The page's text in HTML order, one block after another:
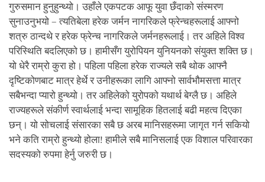
गुरुसमान हुनुहुन्थ्यो। उहाँले एकपटक आफू युवा छँदाको संस्मरण
सुनाउनुभयो – त्यतिबेला हरेक जर्मन नागरिकले फ्रेन्चहरूलाई आफ्नो
शत्रु ठान्दथे र हरेक फ्रेन्च नागरिकले जर्मनहरूलाई। तर अहिले विश्व
परिस्थिति बदलिएको छ। हामीसँग युरोपियन युनियनको संयुक्त शक्ति छ।
यो धेरै राम्रो कुरा हो। पहिला पहिला हरेक राज्यले सबै थोक आफ्नै
दृष्टिकोणबाट मात्र हेर्थे र उनीहरूका लागि आफ्नो सार्वभौमसत्ता मात्र
सबैभन्दा प्यारो हुन्थ्यो। तर अहिलेको युरोपको यथार्थ बेग्लै छ। अहिले
राज्यहरूले संकीर्ण स्वार्थलाई भन्दा सामूहिक हितलाई बढी महत्व दिएका
छन्। यो सोचलाई संसारका सबै छ अरब मानिसहरूमा जागृत गर्न सकियो
भने कति राम्रो हुन्थ्यो होला! हामीले सबै मानिसलाई एक विशाल परिवारका
सदस्यको रुपमा हेर्नु जरुरी छ।